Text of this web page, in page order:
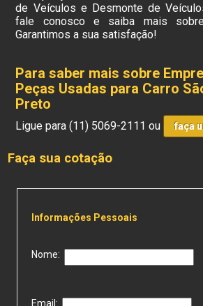
de Veículos e Desmonte de
fale conosco e saiba mais
Garantimos a sua satisfação!
Para saber mais sobre
Peças Usadas para Carro
Preto
Ligue para(11) 5069-2111 ou faça
Faça sua cotação
Informações Pessoais
Nome:
Email: